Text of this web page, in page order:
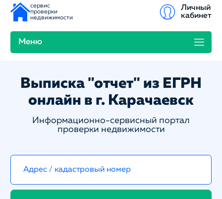
сервис
проверки
недвижимости
Меню
Личный
кабинет
Выписка "отчет" из ЕГРН
онлайн в г. Карачаевск
Информационно-сервисный портал
проверки недвижимости